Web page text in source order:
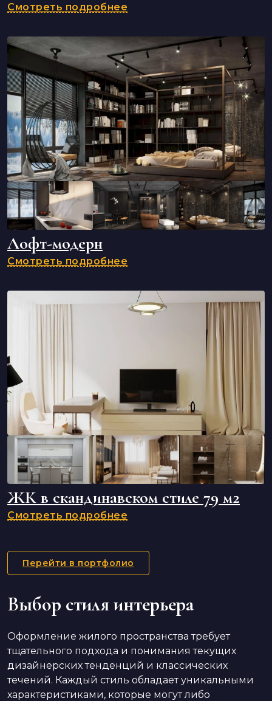
Смотреть подробнее
Лофт-модерн
Смотреть подробнее
ЖК в скандинавском стиле 79 м2
Смотреть подробнее
Перейти в портфолио
Выбор стиля интерьера
Оформление жилого пространства требует
тщательного подхода и понимания текущих
дизайнерских тенденций и классических
течений. Каждый стиль обладает уникальными
характеристиками, которые могут либо